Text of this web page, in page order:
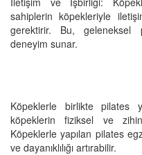
sahiplerin köpekleriyle
gerektirir. Bu, geleneksel
deneyim sunar.
Köpeklerle birlikte pilates
köpeklerin fiziksel ve
Köpeklerle yapılan pilates
ve dayanıklılığı artırabilir.